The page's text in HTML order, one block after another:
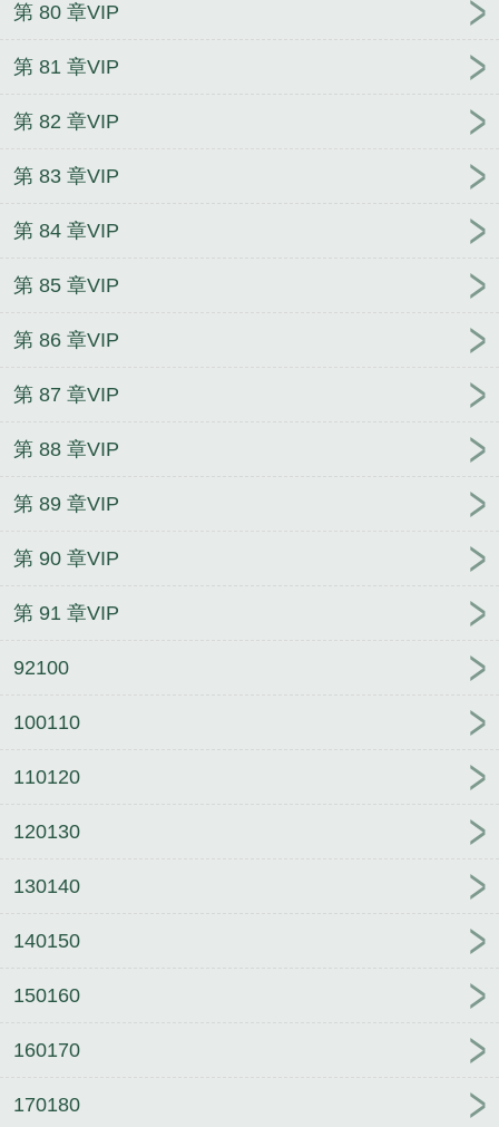
第 80 章VIP
第 81 章VIP
第 82 章VIP
第 83 章VIP
第 84 章VIP
第 85 章VIP
第 86 章VIP
第 87 章VIP
第 88 章VIP
第 89 章VIP
第 90 章VIP
第 91 章VIP
92100
100110
110120
120130
130140
140150
150160
160170
170180